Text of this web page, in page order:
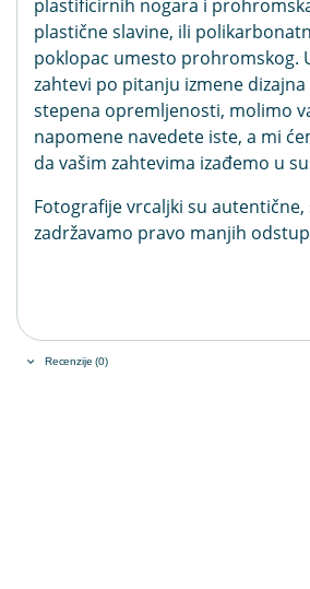
plastificirnih nogara i
plastične slavine, ili
poklopac umesto prohromskog.
zahtevi po pitanju izmene
stepena opremljenosti, molimo
napomene navedete iste, a mi
da vašim zahtevima izađemo u
Fotografije vrcaljki su autentične,
zadržavamo pravo manjih
Recenzije (0)